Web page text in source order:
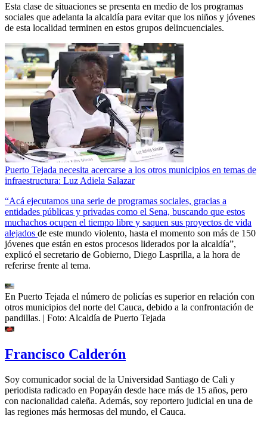
Esta clase de situaciones se presenta en medio de los programas
sociales que adelanta la alcaldía para evitar que los niños y jóvenes
de esta localidad terminen en estos grupos delincuenciales.
Puerto Tejada necesita acercarse a los otros municipios en temas de
infraestructura: Luz Adiela Salazar
“Acá ejecutamos una serie de programas sociales, gracias a
entidades públicas y privadas como el Sena, buscando que estos
muchachos ocupen el tiempo libre y saquen sus proyectos de vida
alejados de este mundo violento, hasta el momento son más de 150
jóvenes que están en estos procesos liderados por la alcaldía”,
explicó el secretario de Gobierno, Diego Lasprilla, a la hora de
referirse frente al tema.
En Puerto Tejada el número de policías es superior en relación con
otros municipios del norte del Cauca, debido a la confrontación de
pandillas. | Foto: Alcaldía de Puerto Tejada
Francisco Calderón
Soy comunicador social de la Universidad Santiago de Cali y
periodista radicado en Popayán desde hace más de 15 años, pero
con nacionalidad caleña. Además, soy reportero judicial en una de
las regiones más hermosas del mundo, el Cauca.